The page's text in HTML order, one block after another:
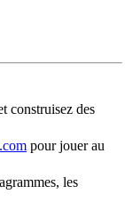
construisez des
pour jouer au
les